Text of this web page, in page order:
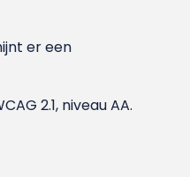
er een
2.1, niveau AA.